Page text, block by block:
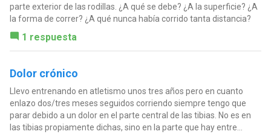
parte exterior de las rodillas. ¿A qué se debe? ¿A la superficie? ¿A
la forma de correr? ¿A qué nunca había corrido tanta distancia?
1 respuesta
Dolor crónico
Llevo entrenando en atletismo unos tres años pero en cuanto
enlazo dos/tres meses seguidos corriendo siempre tengo que
parar debido a un dolor en el parte central de las tibias. No es en
las tibias propiamente dichas, sino en la parte que hay entre...